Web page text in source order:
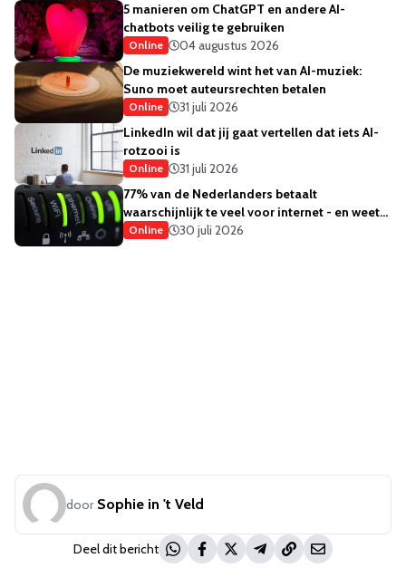
5 manieren om ChatGPT en andere AI-
chatbots veilig te gebruiken
Online
04 augustus 2026
De muziekwereld wint het van AI-muziek:
Suno moet auteursrechten betalen
Online
31 juli 2026
LinkedIn wil dat jij gaat vertellen dat iets AI-
rotzooi is
Online
31 juli 2026
77% van de Nederlanders betaalt
waarschijnlijk te veel voor internet - en weet
het ook
Online 30 juli 2026
door Sophie in 't Veld
Deel dit bericht